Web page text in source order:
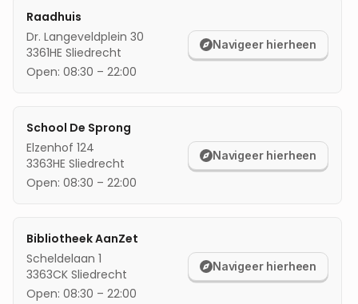
Raadhuis
Dr. Langeveldplein 30
3361HE Sliedrecht
Open: 08:30 – 22:00
Navigeer hierheen
School De Sprong
Elzenhof 124
3363HE Sliedrecht
Open: 08:30 – 22:00
Navigeer hierheen
Bibliotheek AanZet
Scheldelaan 1
3363CK Sliedrecht
Open: 08:30 – 22:00
Navigeer hierheen
locatie